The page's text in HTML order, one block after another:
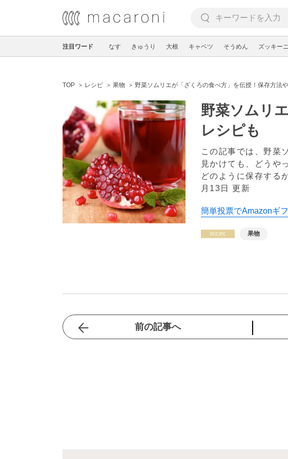
注目ワード なす きゅうり 大根 キャベツ そうめん ズッキーニ
TOP レシピ 果物 野菜ソムリエが「ざくろの食べ方」を伝授！保存方法
野菜ソムリ
レシピも
この記事では、野菜
見かけても、どうや
どのように保存する
月13日 更新
簡単投票でAmazonギ
果物
前の記事へ